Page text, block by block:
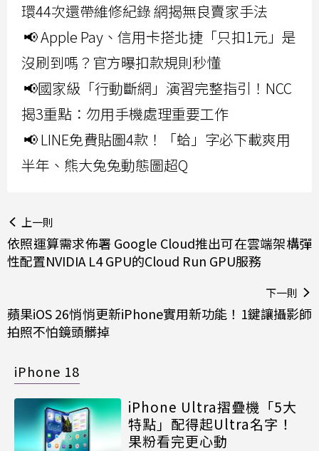
環44次還帶維修紀錄 網揭無良賣家手法
📢 Apple Pay、信用卡搭北捷「只扣1元」是
沒刷到嗎？官方曝扣款規則秒懂
📢國家級「行動斷網」演習完整指引！NCC
揭3重點：勿用手機處理重要工作
📢 LINE免費貼圖4款！「蛤」字必下載爽用
半年、熊大兔兔動態圖超Q
上一則
依照運算需求佈署 Google Cloud推出可在雲端架構彈
性配置NVIDIA L4 GPU的Cloud Run GPU服務
下一則
蘋果iOS 26悄悄更新iPhone實用新功能！1鍵讓攝影師
拍照不怕鏡頭髒掉
iPhone 18
iPhone Ultra摺疊機「5大
特點」配得起Ultra名字！
果粉看完更心動